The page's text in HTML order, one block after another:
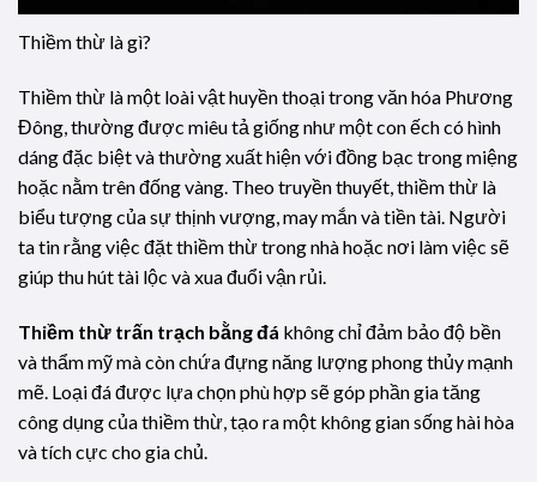
Thiềm thừ là gì?
Thiềm thừ là một loài vật huyền thoại trong văn hóa Phương
Đông, thường được miêu tả giống như một con ếch có hình
dáng đặc biệt và thường xuất hiện với đồng bạc trong miệng
hoặc nằm trên đống vàng. Theo truyền thuyết, thiềm thừ là
biểu tượng của sự thịnh vượng, may mắn và tiền tài. Người
ta tin rằng việc đặt thiềm thừ trong nhà hoặc nơi làm việc sẽ
giúp thu hút tài lộc và xua đuổi vận rủi.
Thiềm thừ trấn trạch bằng đá không chỉ đảm bảo độ bền
và thẩm mỹ mà còn chứa đựng năng lượng phong thủy mạnh
mẽ. Loại đá được lựa chọn phù hợp sẽ góp phần gia tăng
công dụng của thiềm thừ, tạo ra một không gian sống hài hòa
và tích cực cho gia chủ.